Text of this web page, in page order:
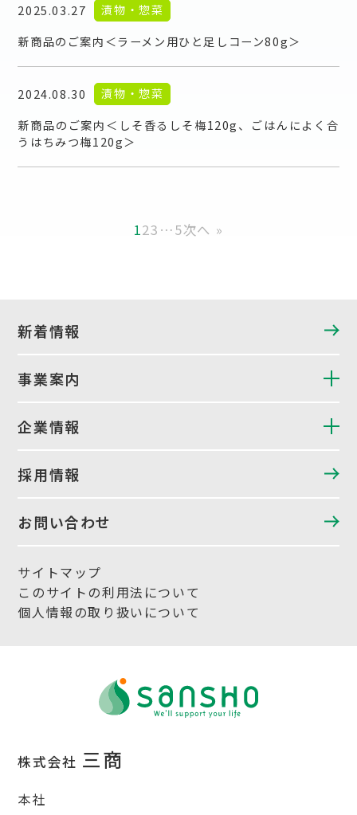
2025.03.27
漬物・惣菜
新商品のご案内＜ラーメン用ひと足しコーン80g＞
2024.08.30
漬物・惣菜
新商品のご案内＜しそ香るしそ梅120g、ごはんによく合
うはちみつ梅120g＞
123 …5次へ »
新着情報
事業案内
企業情報
採用情報
お問い合わせ
サイトマップ
このサイトの利用法について
個人情報の取り扱いについて
株式会社 三商
本社